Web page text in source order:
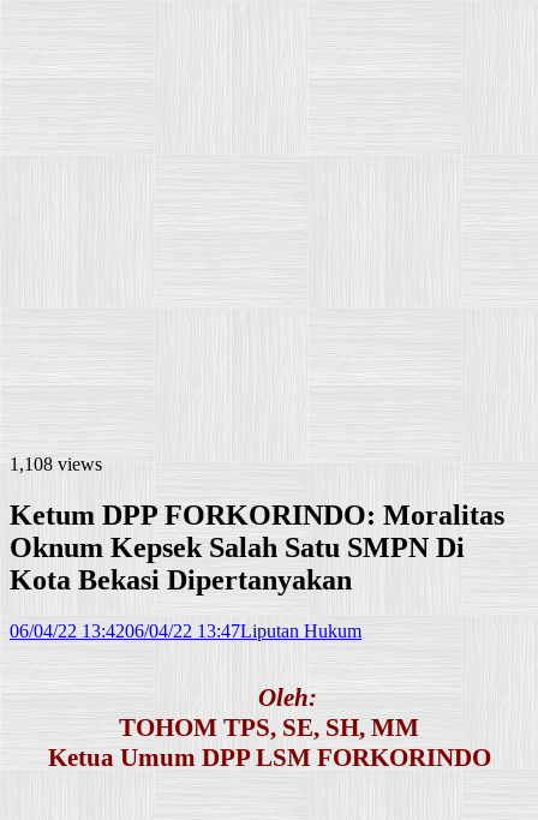
1,108 views
Ketum DPP FORKORINDO: Moralitas
Oknum Kepsek Salah Satu SMPN Di
Kota Bekasi Dipertanyakan
06/04/22 13:4206/04/22 13:47Liputan Hukum
Oleh:
TOHOM TPS, SE, SH, MM
Ketua Umum DPP LSM FORKORINDO